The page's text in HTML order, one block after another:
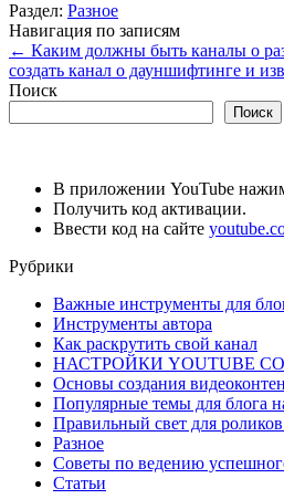
Раздел: Разное
Навигация по записям
← Каким должны быть каналы о
создать канал о дауншифтинге и
Поиск
Поиск
В приложении YouTube
Получить код активации.
Ввести код на сайте
Рубрики
Важные инструменты для
Инструменты автора
Как раскрутить свой канал
НАСТРОЙКИ YOUTUBE
Основы создания
Популярные темы для блога
Правильный свет для
Разное
Советы по ведению
Статьи